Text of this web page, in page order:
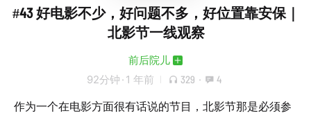
#43 好电影不少，好问题不多，好位置靠安保｜
北影节一线观察
前后院儿
92分钟 · 1 年前 329 · 4
作为一个在电影方面很有话说的节目，北影节那是必须参